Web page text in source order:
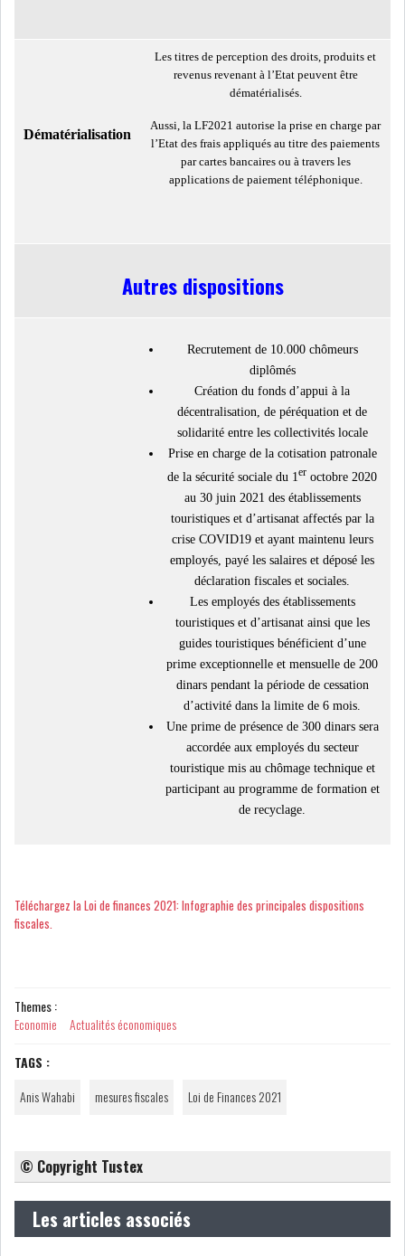
Dématérialisation
Les titres de perception des droits, produits et
revenus revenant à l’Etat peuvent être
dématérialisés.
Aussi, la LF2021 autorise la prise en charge par
l’Etat des frais appliqués au titre des paiements
par cartes bancaires ou à travers les
applications de paiement téléphonique.
Autres dispositions
Recrutement de 10.000 chômeurs
diplômés
Création du fonds d’appui à la
décentralisation, de péréquation et de
solidarité entre les collectivités locale
Prise en charge de la cotisation patronale
de la sécurité sociale du 1er octobre 2020
au 30 juin 2021 des établissements
touristiques et d’artisanat affectés par la
crise COVID19 et ayant maintenu leurs
employés, payé les salaires et déposé les
déclaration fiscales et sociales.
Les employés des établissements
touristiques et d’artisanat ainsi que les
guides touristiques bénéficient d’une
prime exceptionnelle et mensuelle de 200
dinars pendant la période de cessation
d’activité dans la limite de 6 mois.
Une prime de présence de 300 dinars sera
accordée aux employés du secteur
touristique mis au chômage technique et
participant au programme de formation et
de recyclage.
Téléchargez la Loi de finances 2021: Infographie des principales dispositions
fiscales.
Themes :
Economie
Actualités économiques
TAGS :
Anis Wahabi
mesures fiscales Loi de Finances 2021
© Copyright Tustex
Les articles associés